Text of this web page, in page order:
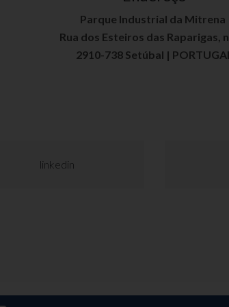
Parque Industrial da Mitrena
Rua dos Esteiros das Raparigas,
2910-738 Setúbal |
linkedin